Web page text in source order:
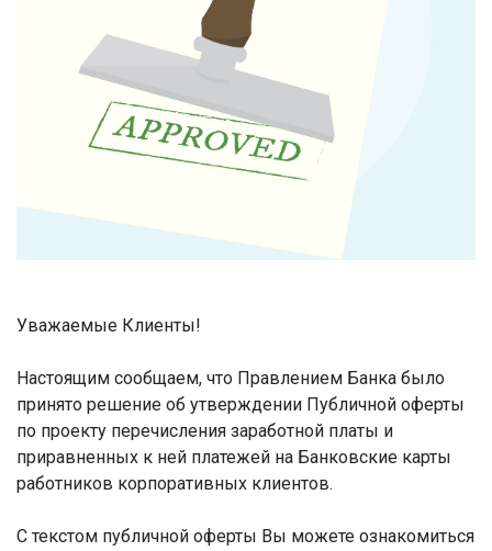
Уважаемые Клиенты!
Настоящим сообщаем, что Правлением Банка было
принято решение об утверждении Публичной оферты
по проекту перечисления заработной платы и
приравненных к ней платежей на Банковские карты
работников корпоративных клиентов.
С текстом публичной оферты Вы можете ознакомиться